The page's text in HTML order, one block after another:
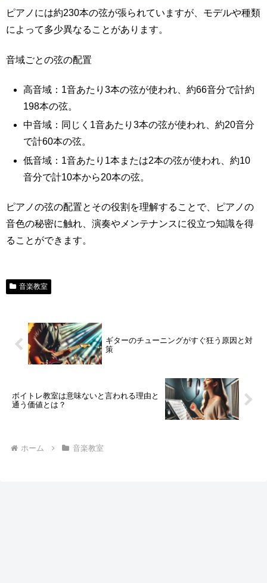
ピアノには約230本の弦が張られていますが、モデルや種類
によって多少異なることがあります。
音域ごとの弦の配置
高音域：1音あたり3本の弦が使われ、約66音分で計約
198本の弦。
中音域：同じく1音あたり3本の弦が使われ、約20音分
で計60本の弦。
低音域：1音あたり1本または2本の弦が使われ、約10
音分で計10本から20本の弦。
ピアノの弦の配置とその役割を理解することで、ピアノの
音色の秘密に触れ、演奏やメンテナンスに役立つ知識を得
ることができます。
音楽教室
ギターのチューニングがすぐ狂う原因と対
策
ボイトレ教室は意味ないと言われる理由と
通う価値とは？
ホーム 音楽教室